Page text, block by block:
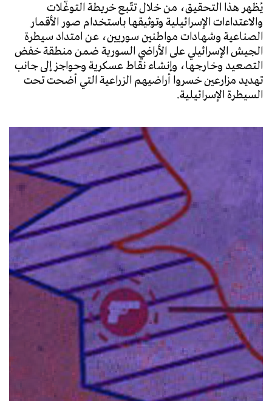
يُظهر هذا التحقيق، من خلال تتّبع خريطة التوغّلات
والاعتداءات الإسرائيلية وتوثيقها باستخدام صور الأقمار
الصناعية وشهادات مواطنين سوريين، عن امتداد سيطرة
الجيش الإسرائيلي على الأراضي السورية ضمن منطقة خفض
التصعيد وخارجها، وإنشاء نقاط عسكرية وحواجز إلى جانب
تهديد مزارعين خسروا أراضيهم الزراعية التي أضحت تحت
السيطرة الإسرائيلية.